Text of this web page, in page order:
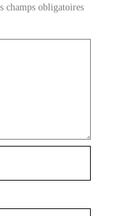
champs obligatoires